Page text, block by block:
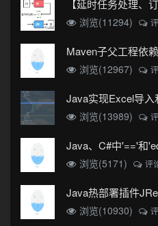
浏览(11294)
Maven子父工程依
浏览(12967)
浏览(13989)
Java、C#中'=='和
浏览(5171) 评
Java热部署插件
浏览(10930)